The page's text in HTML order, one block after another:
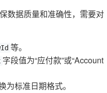
数据质量和准确性，需要对
等。
字段值为“应付款”或“Account
标准日期格式。